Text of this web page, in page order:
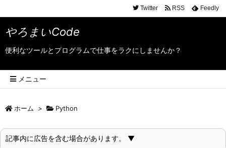
やろまいCode
便利なツールとプログラムで仕事をラクにしませんか？
メニュー
Twitter RSS Feedly
ホーム > Python
記事内に広告を含む場合があります。 ▼